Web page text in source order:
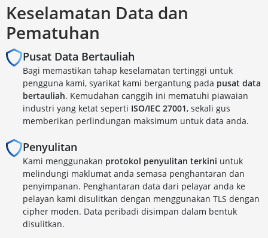
Keselamatan Data dan
Pematuhan
Pusat Data Bertauliah
Bagi memastikan tahap keselamatan tertinggi untuk
pengguna kami, syarikat kami bergantung pada pusat data
bertauliah. Kemudahan canggih ini mematuhi piawaian
industri yang ketat seperti ISO/IEC 27001, sekali gus
memberikan perlindungan maksimum untuk data anda.
Penyulitan
Kami menggunakan protokol penyulitan terkini untuk
melindungi maklumat anda semasa penghantaran dan
penyimpanan. Penghantaran data dari pelayar anda ke
pelayan kami disulitkan dengan menggunakan TLS dengan
cipher moden. Data peribadi disimpan dalam bentuk
disulitkan.